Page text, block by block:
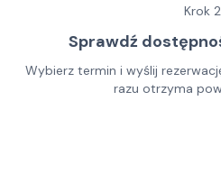
Krok 2
Sprawdź
Wybierz termin i wyślij
razu otrzyma